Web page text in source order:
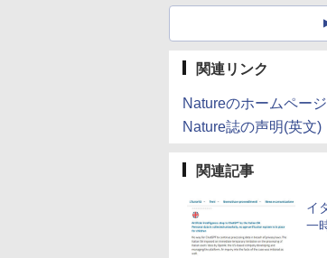
関連リンク
Natureのホームペー
Nature誌の声明(英文)
関連記事
イ
一